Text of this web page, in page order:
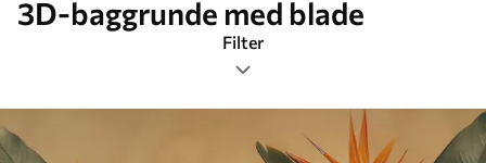
3D-baggrunde med blade
Filter
Tags
Billedformat